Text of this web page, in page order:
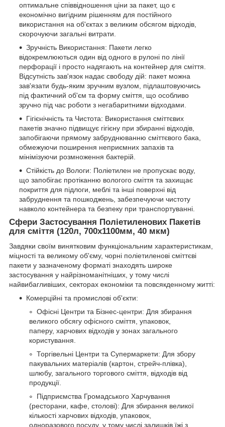
оптимальне співвідношення ціни за пакет, що є
економічно вигідним рішенням для постійного
використання на об'єктах з великим обсягом відходів,
скорочуючи загальні витрати.
Зручність Використання: Пакети легко
відокремлюються один від одного в рулоні по лінії
перфорації і просто надягають на контейнер для сміття.
Відсутність зав'язок надає свободу дій: пакет можна
зав'язати будь-яким зручним вузлом, підлаштовуючись
під фактичний об'єм та форму сміття, що особливо
зручно під час роботи з негабаритними відходами.
Гігієнічність та Чистота: Використання сміттєвих
пакетів значно підвищує гігієну при збиранні відходів,
запобігаючи прямому забруднюванню сміттєвого бака,
обмежуючи поширення неприємних запахів та
мінімізуючи розмноження бактерій.
Стійкість до Вологи: Поліетилен не пропускає воду,
що запобігає протіканню вологого сміття та захищає
покриття для підлоги, меблі та інші поверхні від
забруднення та пошкоджень, забезпечуючи чистоту
навколо контейнера та безпеку при транспортуванні.
Сфери Застосування Поліетиленових Пакетів
для сміття (120л, 700х1100мм, 40 мкм)
Завдяки своїм винятковим функціональним характеристикам,
міцності та великому об'єму, чорні поліетиленові сміттєві
пакети у зазначеному форматі знаходять широке
застосування у найрізноманітніших, у тому числі
найвибагливіших, секторах економіки та повсякденному житті:
Комерційні та промислові об'єкти:
Офісні Центри та Бізнес-центри: Для збирання
великого обсягу офісного сміття, упаковок,
паперу, харчових відходів у зонах загального
користування.
Торгівельні Центри та Супермаркети: Для збору
пакувальних матеріалів (картон, стрейч-плівка),
шлюбу, загального торгового сміття, відходів від
продукції.
Підприємства Громадського Харчування
(ресторани, кафе, столові): Для збирання великої
кількості харчових відходів, упаковок,
одноразового посуду, у тому числі залишків їжі з